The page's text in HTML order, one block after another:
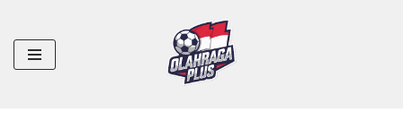
Lompat
ke